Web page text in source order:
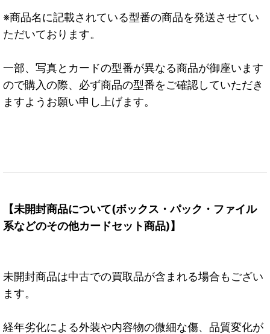
※商品名に記載されている型番の商品を発送させてい
ただいております。
一部、写真とカードの型番が異なる商品が御座います
ので購入の際、必ず商品の型番をご確認していただき
ますようお願い申し上げます。
【未開封商品について(ボックス・パック・ファイル
系などのその他カードセット商品)】
未開封商品は中古での買取品が含まれる場合もござい
ます。
経年劣化による外装や内容物の微細な傷、品質変化が